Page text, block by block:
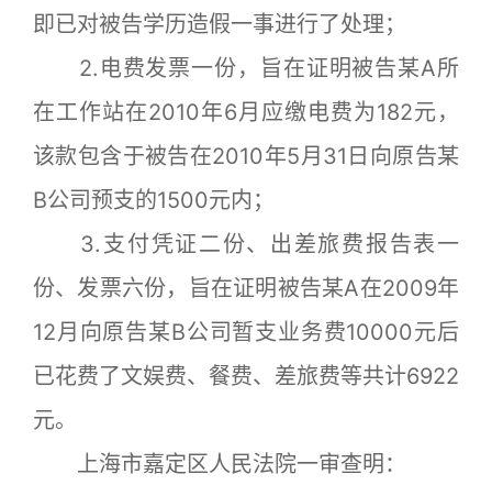
即已对被告学历造假一事进行了处理；
2.电费发票一份，旨在证明被告某A所
在工作站在2010年6月应缴电费为182元，
该款包含于被告在2010年5月31日向原告某
B公司预支的1500元内；
3.支付凭证二份、出差旅费报告表一
份、发票六份，旨在证明被告某A在2009年
12月向原告某B公司暂支业务费10000元后
已花费了文娱费、餐费、差旅费等共计6922
元。
上海市嘉定区人民法院一审查明：